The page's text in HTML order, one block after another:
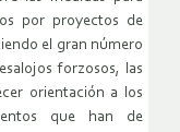
por proyectos de
el gran número
forzosos, las
orientación a los
que han de